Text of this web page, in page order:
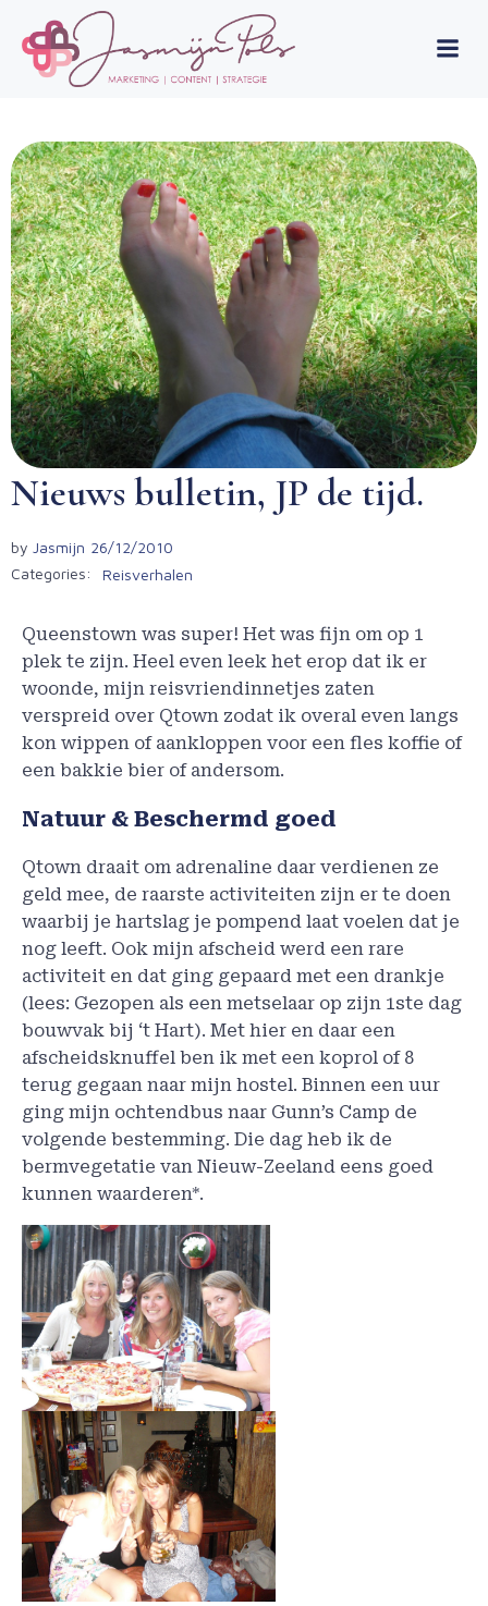
Nieuws bulletin, JP de tijd.
by Jasmijn 26/12/2010
Categories:
Reisverhalen
Queenstown was super! Het was fijn om op 1
plek te zijn. Heel even leek het erop dat ik er
woonde, mijn reisvriendinnetjes zaten
verspreid over Qtown zodat ik overal even langs
kon wippen of aankloppen voor een fles koffie of
een bakkie bier of andersom.
Natuur & Beschermd goed
Qtown draait om adrenaline daar verdienen ze
geld mee, de raarste activiteiten zijn er te doen
waarbij je hartslag je pompend laat voelen dat je
nog leeft. Ook mijn afscheid werd een rare
activiteit en dat ging gepaard met een drankje
(lees: Gezopen als een metselaar op zijn 1ste dag
bouwvak bij ‘t Hart). Met hier en daar een
afscheidsknuffel ben ik met een koprol of 8
terug gegaan naar mijn hostel. Binnen een uur
ging mijn ochtendbus naar Gunn’s Camp de
volgende bestemming. Die dag heb ik de
bermvegetatie van Nieuw-Zeeland eens goed
kunnen waarderen*.